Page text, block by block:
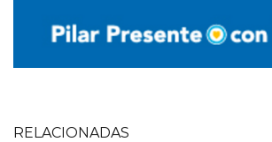
RELACIONADAS